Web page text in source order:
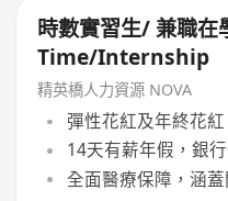
時數實習生/ 兼職
Time/Internship
精英橋人力資源 NOVA
彈性花紅及年終花
14天有薪年假，銀
全面醫療保障，涵